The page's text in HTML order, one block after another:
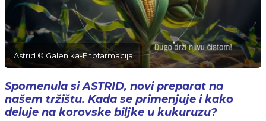
Astrid © Galenika-Fitofarmacija
Spomenula si ASTRID, novi preparat na
našem tržištu. Kada se primenjuje i kako
deluje na korovske biljke u kukuruzu?